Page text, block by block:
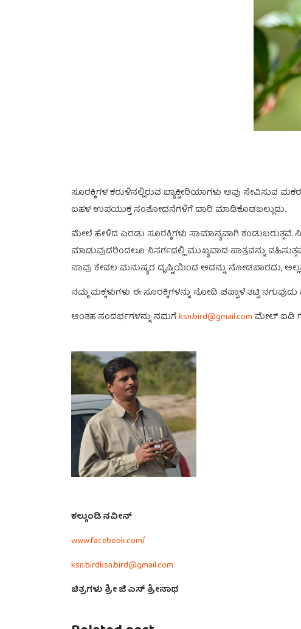
ಸೂರಕ್ಕಿಗಳ ಕರುಳಿನಲ್ಲಿರುವ ಬ್ಯಾಕ್ಟೀರಿಯಾಗಳು ಅವು ಸೇವಿಸುವ
ಬಹಳ ಉಪಯುಕ್ತ ಸಂಶೋಧನೆಗಳಿಗೆ ದಾರಿ ಮಾಡಿಕೊಡಬಲ್ಲುದು.
ಮೇಲೆ ಹೇಳಿದ ಎರಡು ಸೂರಕ್ಕಿಗಳು ಸಾಮಾನ್ಯವಾಗಿ ಕಂಡುಬರುತ್ತವೆ.
ಮಾಡುವುದರಿಂದಲೂ ನಿಸರ್ಗದಲ್ಲಿ ಮುಖ್ಯವಾದ ಪಾತ್ರವನ್ನು
ನಾವು ಕೇವಲ ಮನುಷ್ಯರ ದೃಷ್ಟಿಯಿಂದ ಅದನ್ನು ನೋಡಬಾರದು,
ನಮ್ಮ ಮಕ್ಕಳುಗಳು ಈ ಸೂರಕ್ಕಿಗಳನ್ನು ನೋಡಿ ಚಪ್ಪಾಳೆ ತಟ್ಟಿ
ಅಂತಹ ಸಂದರ್ಭಗಳನ್ನು ನಮಗೆksn.bird@gmail.com ಮೇಲ್ ಐಡಿ
ಕಲ್ಗುಂಡಿ ನವೀನ್
www.facebook.com/
ksn.birdksn.bird@gmail.com
ಚಿತ್ರಗಳು ಶ್ರೀ ಜಿ ಎಸ್ ಶ್ರೀನಾಥ